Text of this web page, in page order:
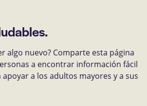
algo nuevo? Comparte esta página
a encontrar información fácil
a los adultos mayores y a sus